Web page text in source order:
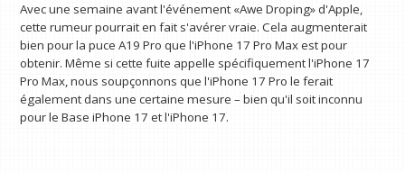
Avec une semaine avant l'événement «Awe Droping» d'Apple,
cette rumeur pourrait en fait s'avérer vraie. Cela augmenterait
bien pour la puce A19 Pro que l'iPhone 17 Pro Max est pour
obtenir. Même si cette fuite appelle spécifiquement l'iPhone 17
Pro Max, nous soupçonnons que l'iPhone 17 Pro le ferait
également dans une certaine mesure – bien qu'il soit inconnu
pour le Base iPhone 17 et l'iPhone 17.